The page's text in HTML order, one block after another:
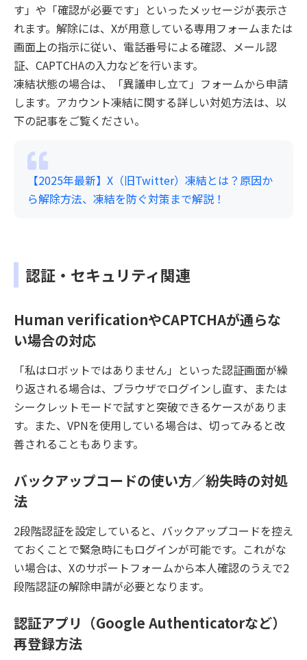
す」や「確認が必要です」といったメッセージが表示さ
れます。解除には、Xが用意している専用フォームまたは
画面上の指示に従い、電話番号による確認、メール認
証、CAPTCHAの入力などを行います。
凍結状態の場合は、「異議申し立て」フォームから申請
します。アカウント凍結に関する詳しい対処方法は、以
下の記事をご覧ください。
【2025年最新】X（旧Twitter）凍結とは？原因か
ら解除方法、凍結を防ぐ対策まで解説！
認証・セキュリティ関連
Human verificationやCAPTCHAが通らな
い場合の対応
「私はロボットではありません」といった認証画面が繰
り返される場合は、ブラウザでログインし直す、または
シークレットモードで試すと突破できるケースがありま
す。また、VPNを使用している場合は、切ってみると改
善されることもあります。
バックアップコードの使い方／紛失時の対処
法
2段階認証を設定していると、バックアップコードを控え
ておくことで緊急時にもログインが可能です。これがな
い場合は、Xのサポートフォームから本人確認のうえで2
段階認証の解除申請が必要となります。
認証アプリ（Google Authenticatorなど）
再登録方法